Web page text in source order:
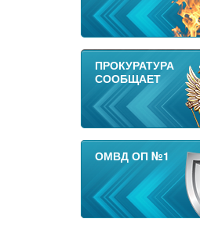
ПРОКУРАТУРА
СООБЩАЕТ
ОМВД ОП №1